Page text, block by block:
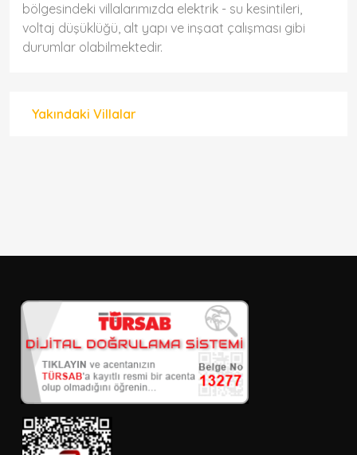
bölgesindeki villalarımızda elektrik - su kesintileri,
voltaj düşüklüğü, alt yapı ve inşaat çalışması gibi
durumlar olabilmektedir.
Yakındaki Villalar